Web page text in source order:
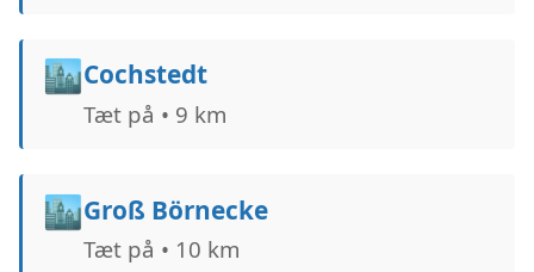
🏙️Cochstedt
Tæt på • 9 km
🏙️Groß Börnecke
Tæt på • 10 km